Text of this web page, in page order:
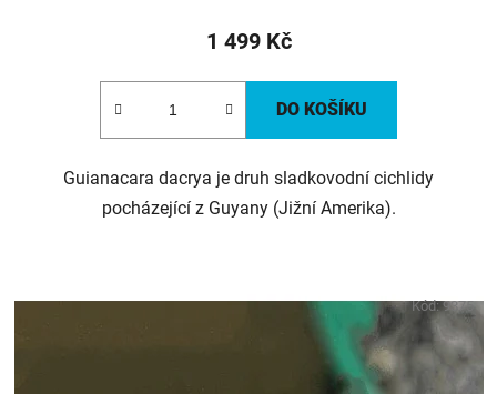
1 499 Kč
DO KOŠÍKU
Guianacara dacrya je druh sladkovodní cichlidy
pocházející z Guyany (Jižní Amerika).
Kód:9375